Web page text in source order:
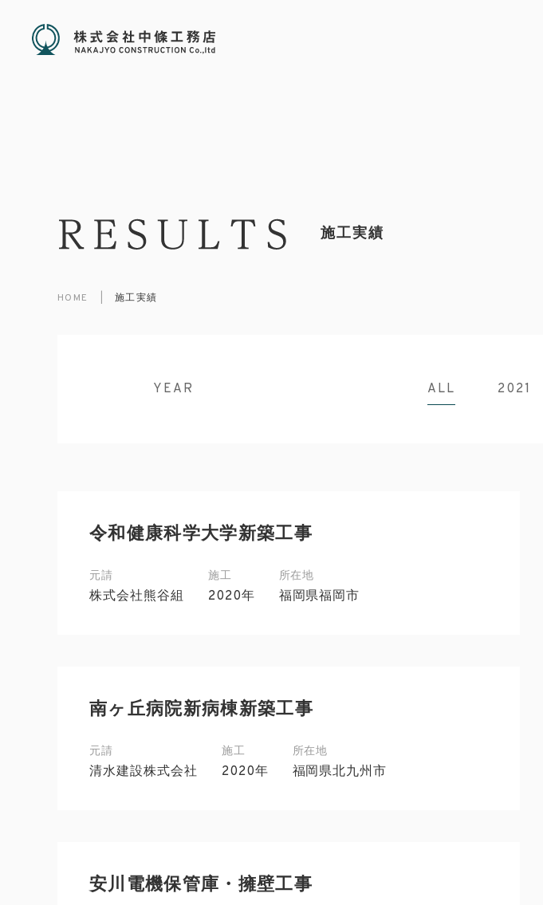
施工実績
HOME 施工実績
YEAR ALL 2021
令和健康科学大学新築工事
元請
株式会社熊谷組
施工
2020年
所在地
福岡県福岡市
南ヶ丘病院新病棟新築工事
元請
清水建設株式会社
施工
2020年
所在地
福岡県北九州市
安川電機保管庫・擁壁工事